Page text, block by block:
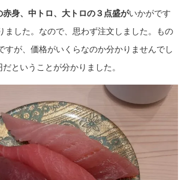
赤身、中トロ、大トロの３点盛がいかがです
ました。なので、思わず注文しました。もの
すが、価格がいくらなのか分かりませんでし
ということが分かりました。